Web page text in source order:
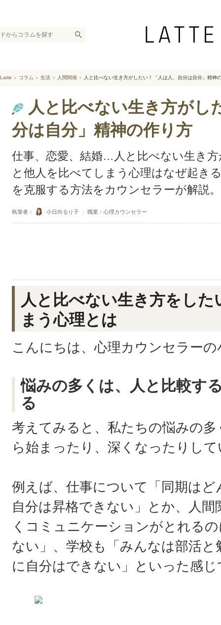
Latte コラム 生活 人間関係 人と比べない生き方がしたい！「人は人、自分は自分」精神
人と比べない生き方がし
分は自分」精神の作り方
仕事、恋愛、結婚…人と比べない生き
と他人を比べてしまう心理はなぜ起き
を克服する方法をカウンセラーが解説。
執筆者： 小日向るり子 ｜ 職業：心理カウンセラー
人と比べない生き方をし
まう心理とは
こんにちは、心理カウンセラー
悩みの多くは、人と比較す
る
考えてみると、私たちの悩みの
ら始まったり、深くなったりし
例えば、仕事について「同期は
自分は昇格できない」とか、人
くコミュニケーションがとれる
ない」、学校も「みんなは部活
に自分はできない」といった感じ